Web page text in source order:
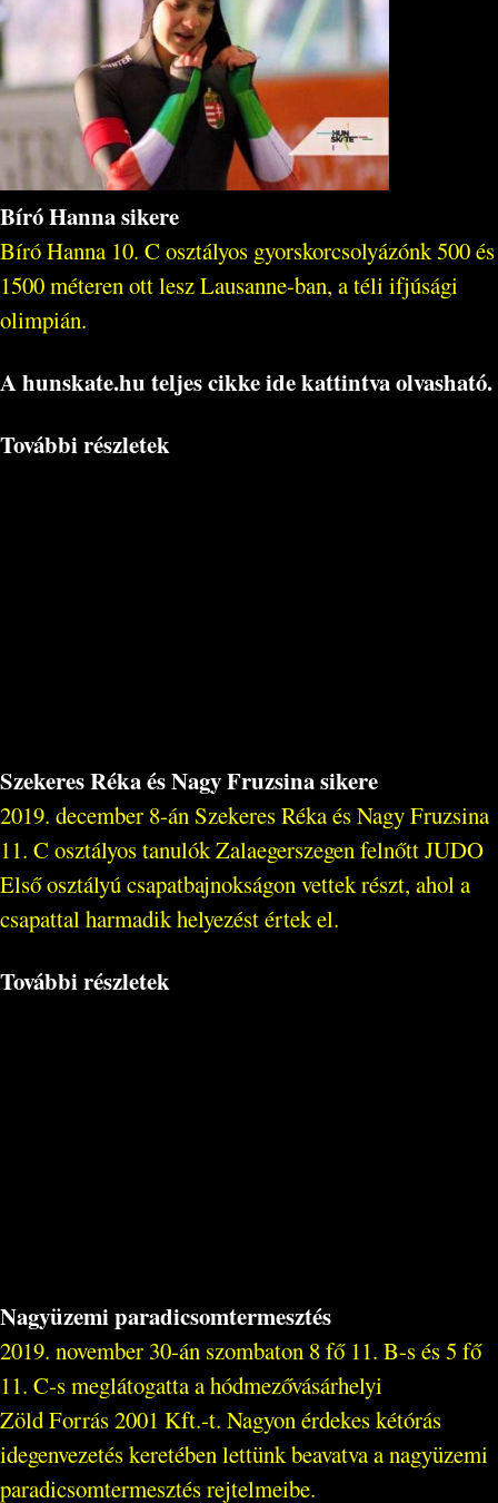
Bíró Hanna sikere
Bíró Hanna 10. C osztályos gyorskorcsolyázónk 500 és
1500 méteren ott lesz Lausanne-ban, a téli ifjúsági
olimpián.
A hunskate.hu teljes cikke ide kattintva olvasható.
További részletek
Szekeres Réka és Nagy Fruzsina sikere
2019. december 8-án Szekeres Réka és Nagy Fruzsina
11. C osztályos tanulók Zalaegerszegen felnőtt JUDO
Első osztályú csapatbajnokságon vettek részt, ahol a
csapattal harmadik helyezést értek el.
További részletek
Nagyüzemi paradicsomtermesztés
2019. november 30-án szombaton 8 fő 11. B-s és 5 fő
11. C-s meglátogatta a hódmezővásárhelyi
Zöld Forrás 2001 Kft.-t. Nagyon érdekes kétórás
idegenvezetés keretében lettünk beavatva a nagyüzemi
paradicsomtermesztés rejtelmeibe.